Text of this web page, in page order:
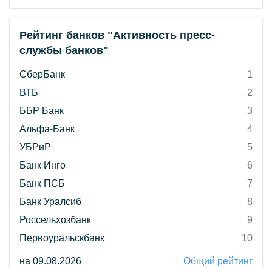
Рейтинг банков "Активность пресс-
службы банков"
СберБанк
1
ВТБ
2
ББР Банк
3
Альфа-Банк
4
УБРиР
5
Банк Инго
6
Банк ПСБ
7
Банк Уралсиб
8
Россельхозбанк
9
Первоуральскбанк
10
на 09.08.2026 Общий рейтинг